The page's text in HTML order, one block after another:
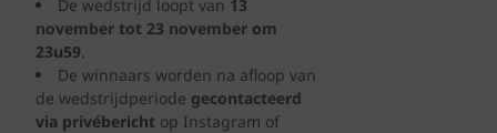
De wedstrijd loopt van 13
november tot 23 november om
23u59.
De winnaars worden na afloop van
de wedstrijdperiode gecontacteerd
via privébericht op Instagram of